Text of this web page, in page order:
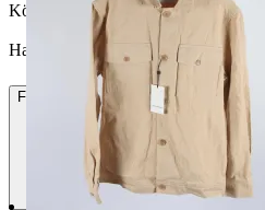
Köparskydd är valfritt hos företag.
Haag81 vann auktionen
Frakt 85 kr DSV